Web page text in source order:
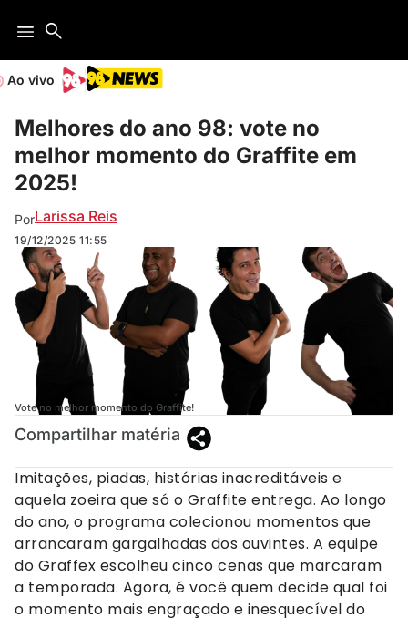
Ao vivo
Melhores do ano 98: vote no
melhor momento do Graffite em
2025!
PorLarissa Reis
19/12/2025 11:55
Vote no melhor momento do Graffite!
Compartilhar matéria
Imitações, piadas, histórias inacreditáveis e
aquela zoeira que só o Graffite entrega. Ao longo
do ano, o programa colecionou momentos que
arrancaram gargalhadas dos ouvintes. A equipe
do Graffex escolheu cinco cenas que marcaram
a temporada. Agora, é você quem decide qual foi
o momento mais engraçado e inesquecível do